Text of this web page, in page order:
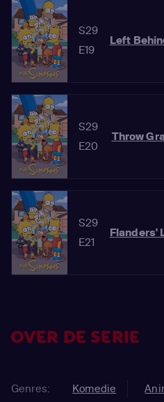
S29
E19
Left
S29
E20
Throw
S29
E21
Flanders'
OVER DE SERIE
Genres: Komedie